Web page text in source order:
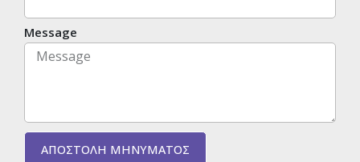
Message
ΑΠΟΣΤΟΛΗ ΜΗΝΥΜΑΤΟΣ